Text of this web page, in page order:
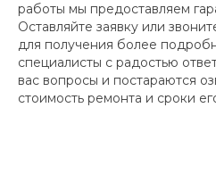
работы мы предоставляем
Оставляйте заявку или
для получения более
специалисты с радостью
вас вопросы и постараются
стоимость ремонта и сроки